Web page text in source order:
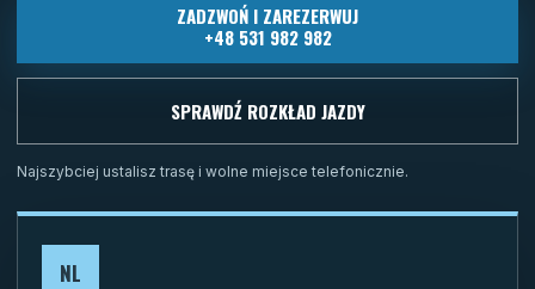
ZADZWOŃ I ZAREZERWUJ
+48 531 982 982
SPRAWDŹ ROZKŁAD JAZDY
Najszybciej ustalisz trasę i wolne miejsce telefonicznie.
NL